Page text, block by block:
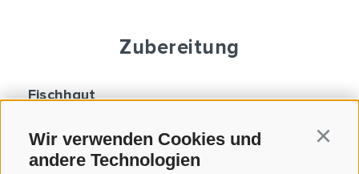
Wir verwenden Cookies und
andere Technologien
Zubereitung
Fischhaut
entfernen.
Haut 6 Minute lang kochen lassen.